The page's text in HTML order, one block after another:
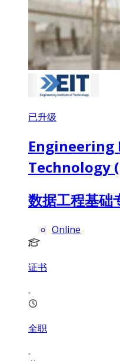
已升级
Technology
数据工程基础
Online
证书
全职